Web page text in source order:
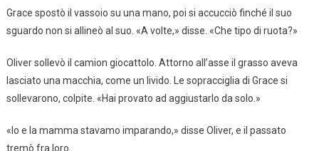
Grace spostò il vassoio su una mano, poi si accucciò finché il suo
sguardo non si allineò al suo. «A volte,» disse. «Che tipo di ruota?»
Oliver sollevò il camion giocattolo. Attorno all’asse il grasso aveva
lasciato una macchia, come un livido. Le sopracciglia di Grace si
sollevarono, colpite. «Hai provato ad aggiustarlo da solo.»
«Io e la mamma stavamo imparando,» disse Oliver, e il passato
tremò fra loro.